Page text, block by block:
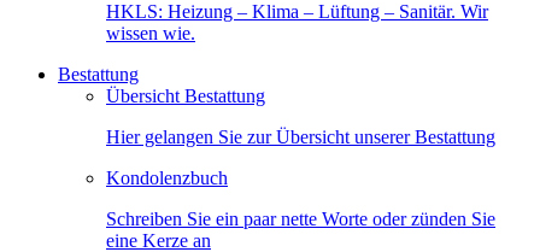
HKLS: Heizung – Klima – Lüftung – Sanitär. Wir
wissen wie.
Bestattung
Übersicht Bestattung
Hier gelangen Sie zur Übersicht unserer Bestattung
Kondolenzbuch
Schreiben Sie ein paar nette Worte oder zünden Sie
eine Kerze an